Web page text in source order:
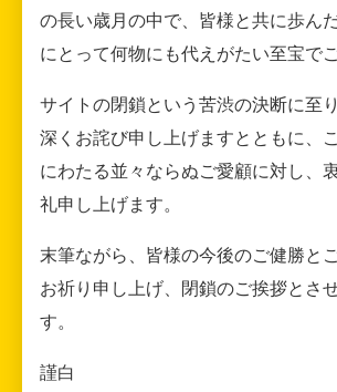
の長い歳月の中で、皆様と共に歩ん
にとって何物にも代えがたい至宝で
サイトの閉鎖という苦渋の決断に至
深くお詫び申し上げますとともに、
にわたる並々ならぬご愛顧に対し、
礼申し上げます。
末筆ながら、皆様の今後のご健勝と
お祈り申し上げ、閉鎖のご挨拶とさ
す。
謹白